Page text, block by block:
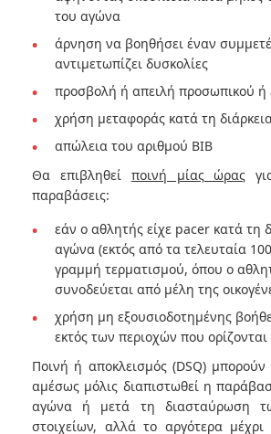
του αγώνα
άρνηση να βοηθήσει έναν
αντιμετωπίζει δυσκολίες
προσβολή ή απειλή προσωπικού ή
χρήση μεταφοράς κατά τη
απώλεια του αριθμού BIB
Θα επιβληθεί ποινή μίας ώρας
παραβάσεις:
εάν ο αθλητής είχε pacer κατά τη
αγώνα (εκτός από τα τελευταία
γραμμή τερματισμού, όπου ο
συνοδεύεται από μέλη της
χρήση μη εξουσιοδοτημένης
εκτός των περιοχών που
Ποινή ή αποκλεισμός (DSQ)
αμέσως μόλις διαπιστωθεί η
αγώνα ή μετά τη διασταύρωση
στοιχείων, αλλά το αργότερα